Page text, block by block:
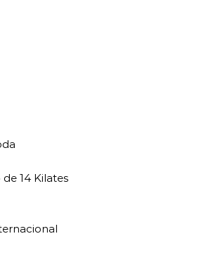
14 Kilates